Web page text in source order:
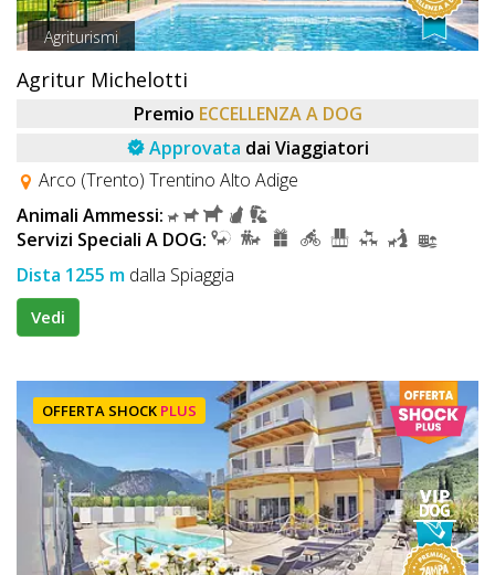
Agriturismi
Agritur Michelotti
Premio ECCELLENZA A DOG
Approvata dai Viaggiatori
Arco (Trento) Trentino Alto Adige
Animali Ammessi:
Servizi Speciali A DOG:
Dista 1255 m dalla Spiaggia
Vedi
OFFERTA SHOCK PLUS